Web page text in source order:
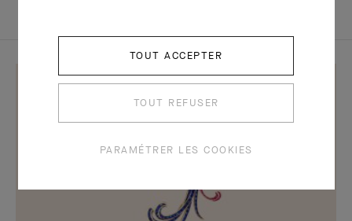
TOUT ACCEPTER
TOUT REFUSER
PARAMÉTRER LES COOKIES